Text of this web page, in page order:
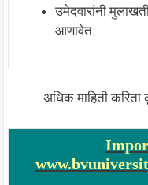
उमेदवारांनी
आणावेत.
अधिक माहिती करिता